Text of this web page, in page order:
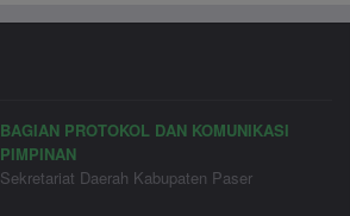
BAGIAN PROTOKOL DAN KOMUNIKASI
PIMPINAN
Sekretariat Daerah Kabupaten Paser